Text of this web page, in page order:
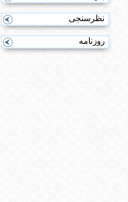
نظرسنجی
روزنامه